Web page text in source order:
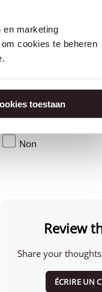
en marketing
cookies te beheren
toestaan
Amérique
Non
Review
Share your
ÉCRIRE UN